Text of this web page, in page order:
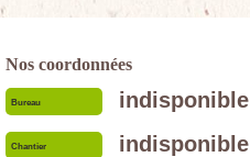
Nos coordonnées
Bureau indisponible
Chantier indisponible